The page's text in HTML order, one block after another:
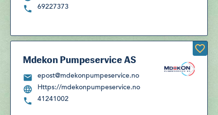
69227373
Mdekon Pumpeservice AS
epost@mdekonpumpeservice.no
Https://mdekonpumpeservice.no
41241002